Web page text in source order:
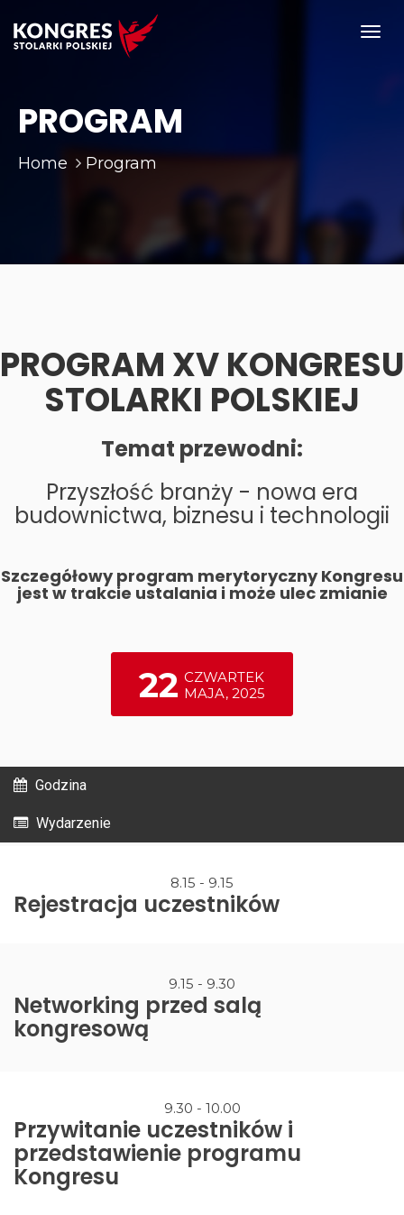
PROGRAM
Home Program
PROGRAM XV KONGRESU
STOLARKI POLSKIEJ
Temat przewodni:
Przyszłość branży - nowa era
budownictwa, biznesu i technologii
Szczegółowy program merytoryczny Kongresu
jest w trakcie ustalania i może ulec zmianie
22 CZWARTEK
MAJA, 2025
Godzina
Wydarzenie
8.15 - 9.15
Rejestracja uczestników
9.15 - 9.30
Networking przed salą
kongresową
9.30 - 10.00
Przywitanie uczestników i
przedstawienie programu
Kongresu